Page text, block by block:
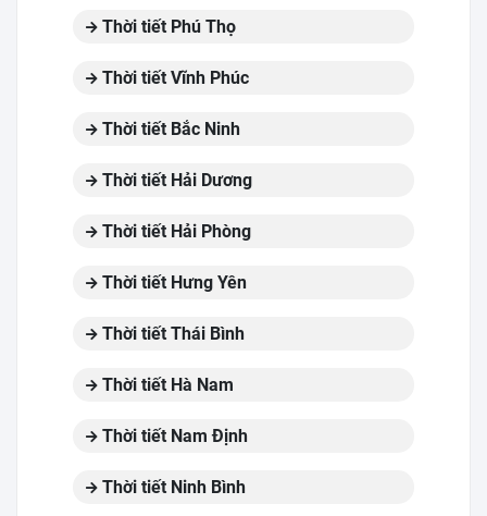
Thời tiết Phú Thọ
Thời tiết Vĩnh Phúc
Thời tiết Bắc Ninh
Thời tiết Hải Dương
Thời tiết Hải Phòng
Thời tiết Hưng Yên
Thời tiết Thái Bình
Thời tiết Hà Nam
Thời tiết Nam Định
Thời tiết Ninh Bình